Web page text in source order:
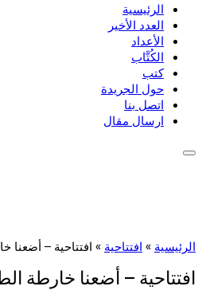
الرئيسية
العدد الأخير
الأعداد
الكُتَّاب
كتب
حول الجريدة
اتصل بنا
ارسال مقال
الرئيسية » افتتاحية » افتتاحية –
افتتاحية – أضعنا خارطة